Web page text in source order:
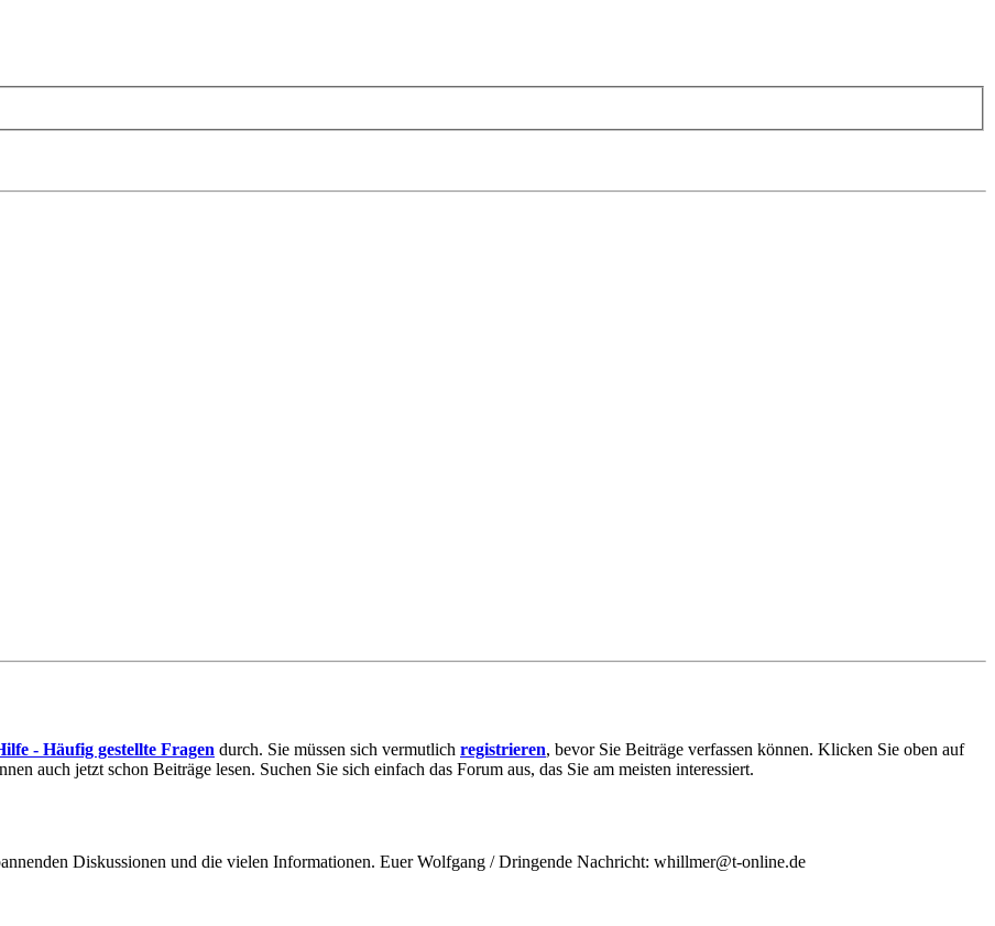
- Häufig gestellte Fragen durch. Sie müssen sich vermutlich registrieren, bevor Sie Beiträge verfassen können. Klicken Sie oben auf
auch jetzt schon Beiträge lesen. Suchen Sie sich einfach das Forum aus, das Sie am meisten interessiert.
Diskussionen und die vielen Informationen. Euer Wolfgang / Dringende Nachricht: whillmer@t-online.de